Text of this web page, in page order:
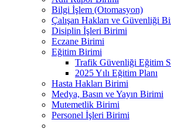
Bilgi İşlem (Otomasyon)
Çalışan Hakları ve Güvenliği
Disiplin İşleri Birimi
Eczane Birimi
Eğitim Birimi
Trafik Güvenliği Eğitim
2025 Yılı Eğitim Planı
Hasta Hakları Birimi
Medya, Basın ve Yayın Birimi
Mutemetlik Birimi
Personel İşleri Birimi